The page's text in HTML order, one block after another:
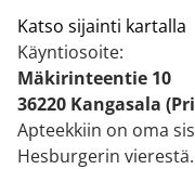
Katso sijainti kartalla
Käyntiosoite:
Mäkirinteentie 10
36220 Kangasala
Apteekkiin on oma
Hesburgerin vierestä.